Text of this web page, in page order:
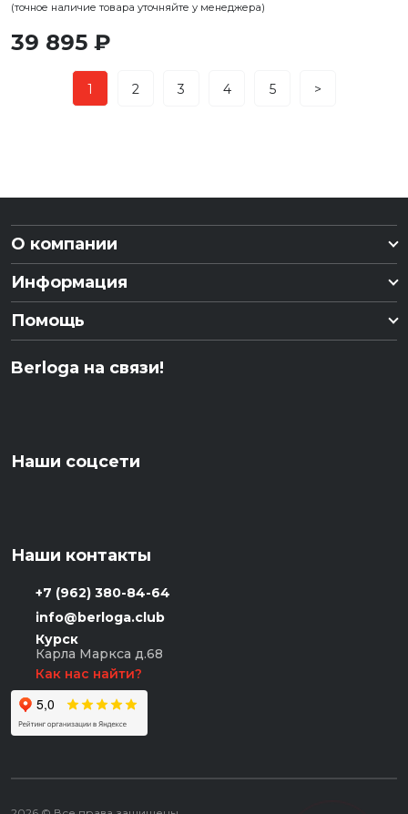
(точное наличие товара уточняйте у менеджера)
39 895 ₽
1 2 3 4 5 >
О компании
Информация
Помощь
Berloga на связи!
Наши соцсети
Наши контакты
+7 (962) 380-84-64
info@berloga.club
Курск
Карла Маркса д.68
Как нас найти?